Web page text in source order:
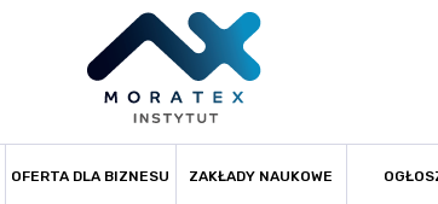
OFERTA DLA BIZNESU ZAKŁADY NAUKOWE